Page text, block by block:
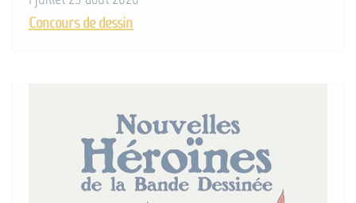
Concours de dessin